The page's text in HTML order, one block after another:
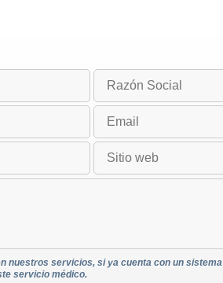
nuestros servicios, si ya cuenta con un
servicio médico.